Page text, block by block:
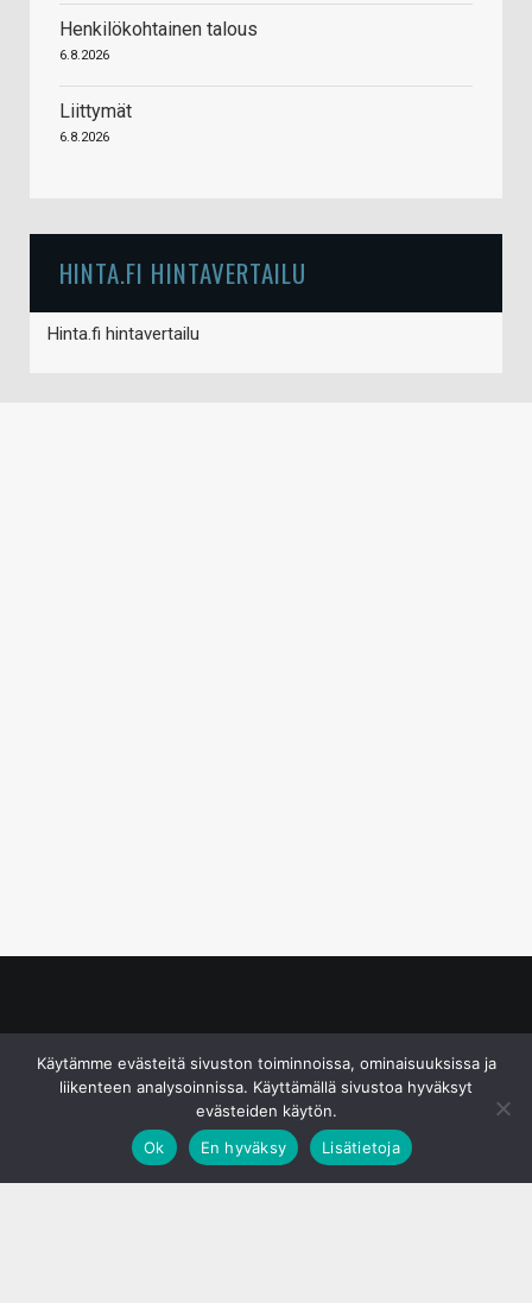
Henkilökohtainen talous
6.8.2026
Liittymät
6.8.2026
HINTA.FI HINTAVERTAILU
Hinta.fi hintavertailu
Käytämme evästeitä sivuston toiminnoissa, ominaisuuksissa ja
liikenteen analysoinnissa. Käyttämällä sivustoa hyväksyt
evästeiden käytön.
Ok
En hyväksy Lisätietoja